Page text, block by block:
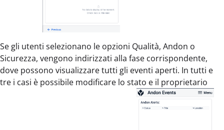
Se gli utenti selezionano le opzioni Qualità, Andon o
Sicurezza, vengono indirizzati alla fase corrispondente,
dove possono visualizzare tutti gli eventi aperti. In tutti e
tre i casi è possibile modificare lo stato e il proprietario